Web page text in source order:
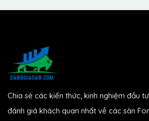
Chia sẻ các kiến thức, kinh nghiệm đầu
đánh giá khách quan nhất về các sàn